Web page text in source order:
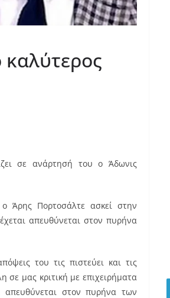
καλύτερος
σε ανάρτησή του ο Άδωνις
Άρης Πορτοσάλτε ασκεί στην
απευθύνεται στον πυρήνα
του τις πιστεύει και τις
σε μας κριτική με επιχειρήματα
απευθύνεται στον πυρήνα των